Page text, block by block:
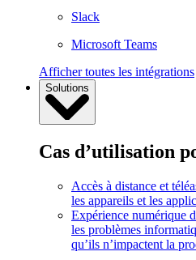
Slack
Microsoft Teams
Afficher toutes les intégrations
Solutions
Cas d’utilisation
Accès à distance et
les appareils et les
Expérience numérique
les problèmes
qu’ils n’impactent la